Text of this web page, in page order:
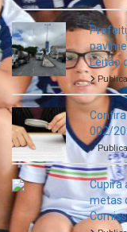
Leitão
002/
Cupira
metas